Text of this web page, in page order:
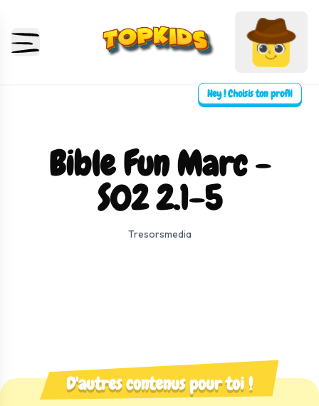
Hey ! Choisis ton profil
Bible Fun Marc -
S02 2.1-5
Tresorsmedia
0:00
D'autres contenus pour toi !